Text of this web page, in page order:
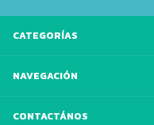
CATEGORÍAS
NAVEGACIÓN
CONTACTÁNOS